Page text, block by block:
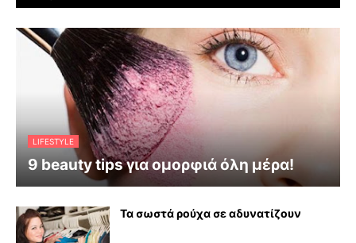
LIFESTYLE
9 beauty tips για ομορφιά όλη μέρα!
Τα σωστά ρούχα σε αδυνατίζουν